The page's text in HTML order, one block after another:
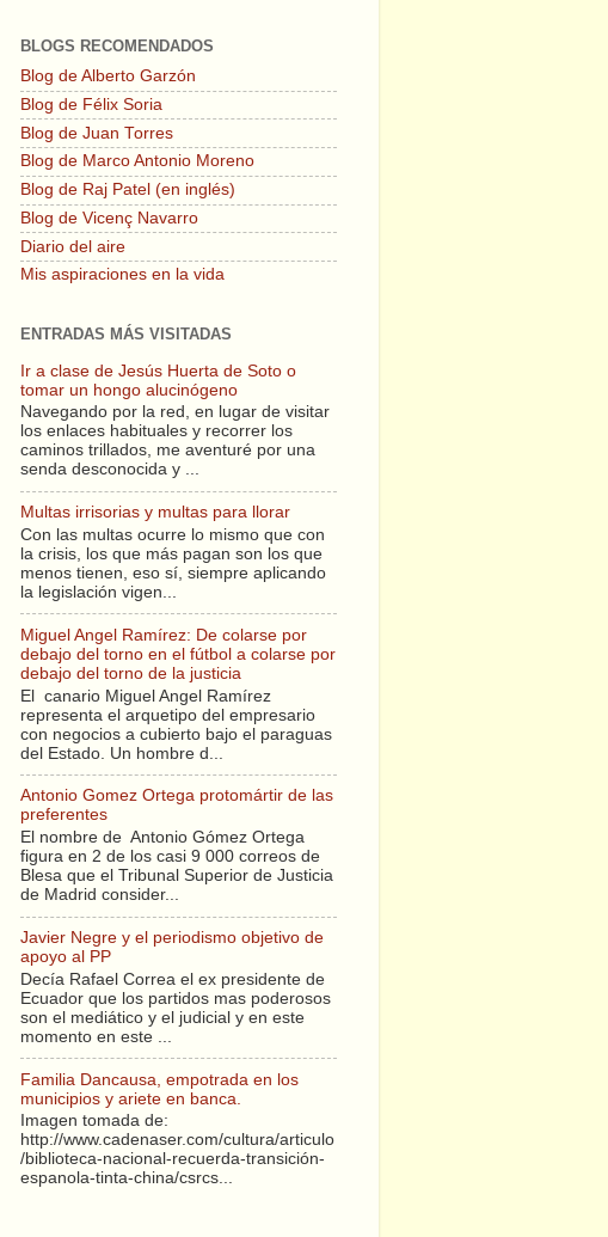
BLOGS RECOMENDADOS
Blog de Alberto Garzón
Blog de Félix Soria
Blog de Juan Torres
Blog de Marco Antonio Moreno
Blog de Raj Patel (en inglés)
Blog de Vicenç Navarro
Diario del aire
Mis aspiraciones en la vida
ENTRADAS MÁS VISITADAS
Ir a clase de Jesús Huerta de Soto o
tomar un hongo alucinógeno
Navegando por la red, en lugar de visitar
los enlaces habituales y recorrer los
caminos trillados, me aventuré por una
senda desconocida y ...
Multas irrisorias y multas para llorar
Con las multas ocurre lo mismo que con
la crisis, los que más pagan son los que
menos tienen, eso sí, siempre aplicando
la legislación vigen...
Miguel Angel Ramírez: De colarse por
debajo del torno en el fútbol a colarse por
debajo del torno de la justicia
El canario Miguel Angel Ramírez
representa el arquetipo del empresario
con negocios a cubierto bajo el paraguas
del Estado. Un hombre d...
Antonio Gomez Ortega protomártir de las
preferentes
El nombre de Antonio Gómez Ortega
figura en 2 de los casi 9 000 correos de
Blesa que el Tribunal Superior de Justicia
de Madrid consider...
Javier Negre y el periodismo objetivo de
apoyo al PP
Decía Rafael Correa el ex presidente de
Ecuador que los partidos mas poderosos
son el mediático y el judicial y en este
momento en este ...
Familia Dancausa, empotrada en los
municipios y ariete en banca.
Imagen tomada de:
http://www.cadenaser.com/cultura/articulo
/biblioteca-nacional-recuerda-transición-
espanola-tinta-china/csrcs...